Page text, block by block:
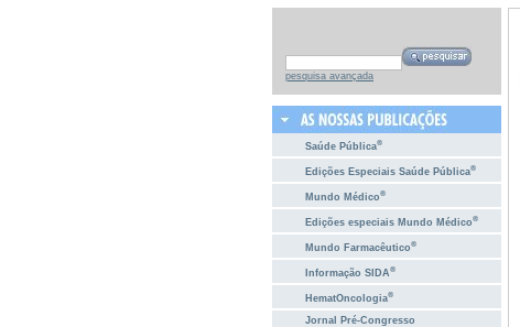
pesquisa avançada
Saúde Pública®
Edições Especiais Saúde Pública®
Mundo Médico®
Edições especiais Mundo Médico®
Mundo Farmacêutico®
Informação SIDA®
HematOncologia®
Jornal Pré-Congresso